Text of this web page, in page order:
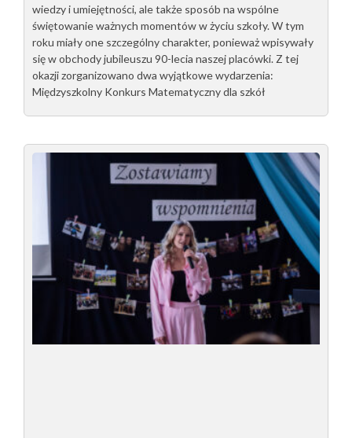
wiedzy i umiejętności, ale także sposób na wspólne
świętowanie ważnych momentów w życiu szkoły. W tym
roku miały one szczególny charakter, ponieważ wpisywały
się w obchody jubileuszu 90-lecia naszej placówki. Z tej
okazji zorganizowano dwa wyjątkowe wydarzenia:
Międzyszkolny Konkurs Matematyczny dla szkół